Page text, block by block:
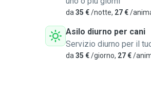
inserimento . I costi sono gli
alla situazione. I cani con
supporto nel percorso di
da 35 €/notte, 27 €/
Asilo diurno per cani
Servizio diurno per il
da 35 €/giorno, 27 €/